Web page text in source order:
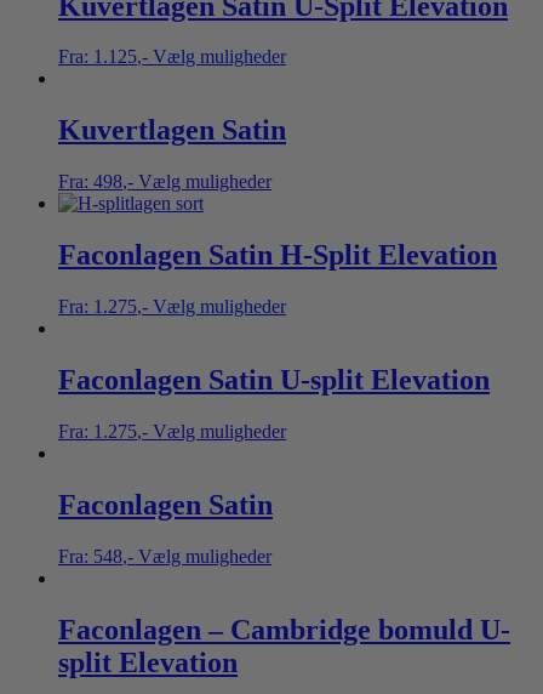
Fra: 1.125,- Vælg muligheder
Kuvertlagen Satin
Fra: 498,- Vælg muligheder
Faconlagen Satin H-Split Elevation
Fra: 1.275,- Vælg muligheder
Faconlagen Satin U-split Elevation
Fra: 1.275,- Vælg muligheder
Faconlagen Satin
Fra: 548,- Vælg muligheder
Faconlagen – Cambridge bomuld U-
split Elevation